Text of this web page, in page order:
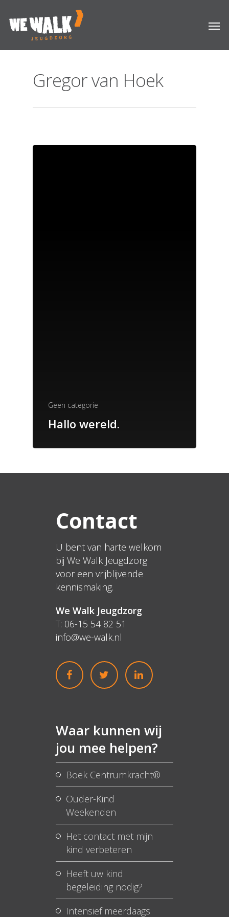
Gregor van Hoek
Geen categorie
Hallo wereld.
Contact
U bent van harte welkom
bij We Walk Jeugdzorg
voor een vrijblijvende
kennismaking.
We Walk Jeugdzorg
T: 06-15 54 82 51
info@we-walk.nl
Waar kunnen wij
jou mee helpen?
Boek Centrumkracht®
Ouder-Kind
Weekenden
Het contact met mijn
kind verbeteren
Heeft uw kind
begeleiding nodig?
Intensief meerdaags